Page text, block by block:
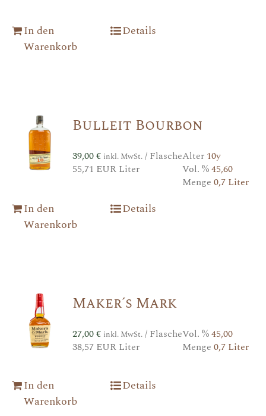
In den
Warenkorb
Details
Bulleit Bourbon
39,00€ inkl. MwSt./ Flasche
55,71 EUR Liter
Alter 10y
Vol. %45,60
Menge 0,7 Liter
In den
Warenkorb
Details
Maker´s Mark
27,00€ inkl. MwSt./ Flasche
38,57 EUR Liter
Vol. %45,00
Menge 0,7 Liter
In den
Warenkorb
Details